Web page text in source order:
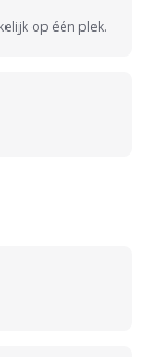
op één plek.